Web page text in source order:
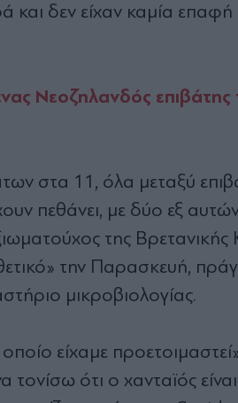
δεν είχαν καμία επαφή
Νεοζηλανδός επιβάτης
στα 11, όλα μεταξύ
πεθάνει, με δύο εξ αυτών
της Βρετανικής
την Παρασκευή,
μικροβιολογίας.
είχαμε
ότι ο χανταϊός